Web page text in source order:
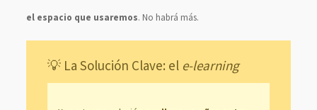
el espacio que usaremos. No habrá más.
💡 La Solución Clave: el e-learning